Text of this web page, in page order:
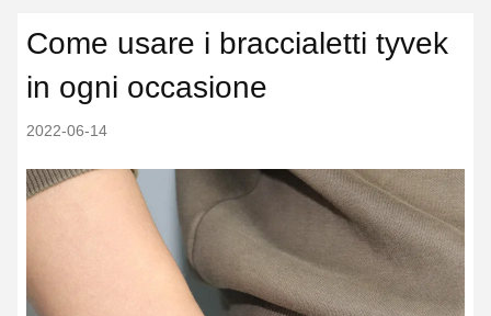
Come usare i braccialetti tyvek
in ogni occasione
2022-06-14